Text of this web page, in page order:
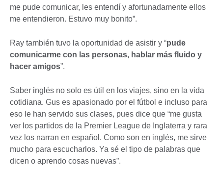
me pude comunicar, les entendí y afortunadamente ellos
me entendieron. Estuvo muy bonito”.
Ray también tuvo la oportunidad de asistir y “pude
comunicarme con las personas, hablar más fluido y
hacer amigos”.
Saber inglés no solo es útil en los viajes, sino en la vida
cotidiana. Gus es apasionado por el fútbol e incluso para
eso le han servido sus clases, pues dice que “me gusta
ver los partidos de la Premier League de Inglaterra y rara
vez los narran en español. Como son en inglés, me sirve
mucho para escucharlos. Ya sé el tipo de palabras que
dicen o aprendo cosas nuevas”.